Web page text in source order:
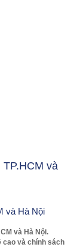
và
và Hà Nội
và Hà Nội.
cao và chính sách